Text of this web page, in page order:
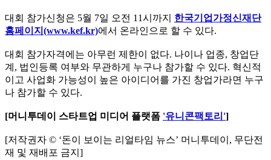
대회 참가신청은 5월 7일 오전 11시까지 한국기업가정신재단
홈페이지(www.kef.kr)에서 온라인으로 할 수 있다.
대회 참가자격에는 아무런 제한이 없다. 나이나 업종, 창업단
계, 법인등록 여부와 무관하게 누구나 참가할 수 있다. 혁신적
이고 사업화 가능성이 높은 아이디어를 가진 창업가라면 누구
나 참가할 수 있다.
[머니투데이 스타트업 미디어 플랫폼 '유니콘팩토리']
[저작권자 © ‘돈이 보이는 리얼타임 뉴스’ 머니투데이, 무단전
재 및 재배포 금지]